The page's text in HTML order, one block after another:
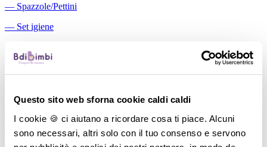
Questo sito web sforna cookie caldi caldi
I cookie 🍪 ci aiutano a ricordare cosa ti piace. Alcuni
sono necessari, altri solo con il tuo consenso e servono
― Spazzole/Pettini
― Set igiene
Aspiratori nasali manuali
―
Cuscini allattamento
―Biberon